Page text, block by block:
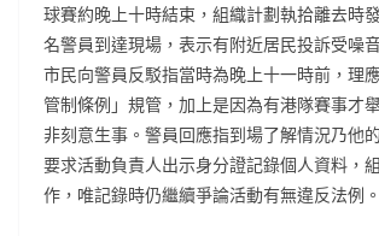
球賽約晚上十時結束，組織計劃執拾離去時
名警員到達現場，表示有附近居民投訴受噪
市民向警員反駁指當時為晚上十一時前，理
管制條例」規管，加上是因為有港隊賽事才
非刻意生事。警員回應指到場了解情況乃他
要求活動負責人出示身分證記錄個人資料，
作，唯記錄時仍繼續爭論活動有無違反法例。